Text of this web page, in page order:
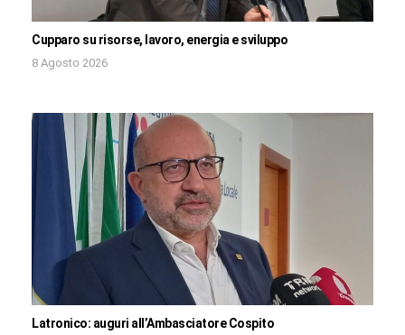
Cupparo su risorse, lavoro, energia e sviluppo
8 Agosto 2026
Latronico: auguri all’Ambasciatore Cospito